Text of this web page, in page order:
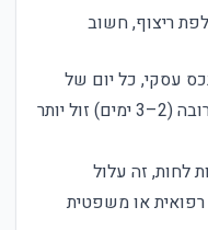
ריצוף, חשוב
עסקי, כל יום של
סגירה או הפרעה עולה כסף. חידוש רובה (2–3 ימים) זול יותר
לחות, זה עלול
או משפטית